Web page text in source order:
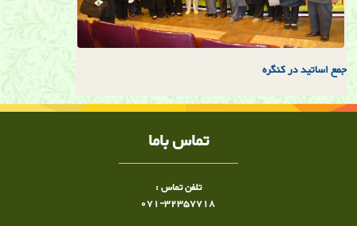
جمع اساتيد در كنگره
تماس باما
تلفن تماس :
071-32357718